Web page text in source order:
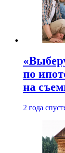
по
на
2 года